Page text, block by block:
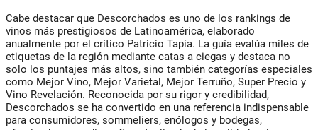
Cabe destacar que Descorchados es uno de los rankings de
vinos más prestigiosos de Latinoamérica, elaborado
anualmente por el crítico Patricio Tapia. La guía evalúa miles de
etiquetas de la región mediante catas a ciegas y destaca no
solo los puntajes más altos, sino también categorías especiales
como Mejor Vino, Mejor Varietal, Mejor Terruño, Super Precio y
Vino Revelación. Reconocida por su rigor y credibilidad,
Descorchados se ha convertido en una referencia indispensable
para consumidores, sommeliers, enólogos y bodegas,